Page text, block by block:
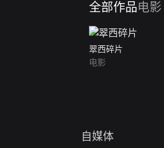
全部作品电影
翠西碎片
电影
自媒体